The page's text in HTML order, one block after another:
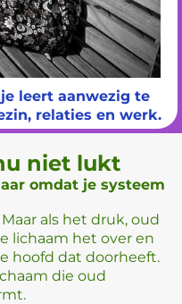
je leert aanwezig te
relaties en werk.
niet lukt
omdat je systeem
als het druk, oud
lichaam het over en
hoofd dat doorheeft.
die oud